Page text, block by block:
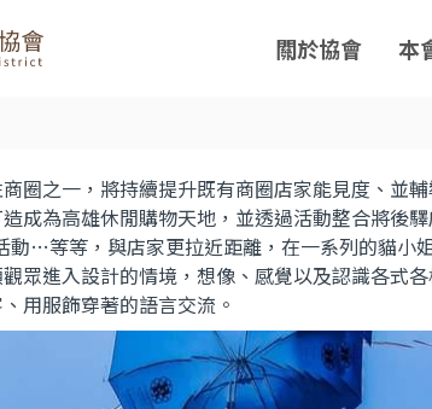
關於協會 本
圈之一，將持續提升既有商圈店家能見度、並
成為高雄休閒購物天地，並透過活動整合將後
動…等等，與店家更拉近距離，在一系列的貓小
眾進入設計的情境，想像、感覺以及認識各式
用服飾穿著的語言交流。